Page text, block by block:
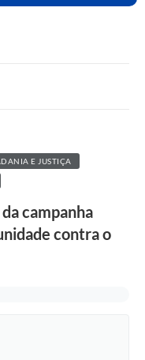
E JUSTIÇA
campanha
contra o